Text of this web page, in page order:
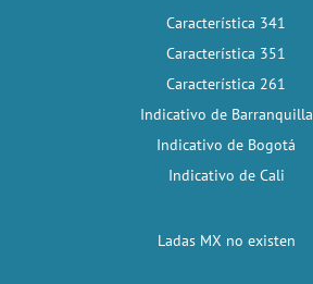
Característica 341
Característica 351
Característica 261
Indicativo de Barranquilla
Indicativo de Bogotá
Indicativo de Cali
Ladas MX no existen